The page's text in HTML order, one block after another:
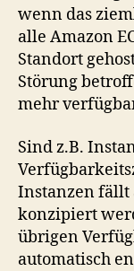
wenn das
alle Amazon
Standort
Störung
mehr
Sind z.B.
Instanzen fällt
konzipiert
übrigen
automatisch